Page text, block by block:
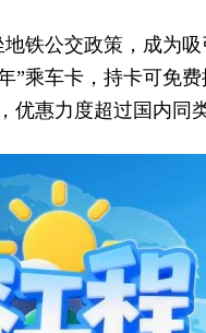
铁公交政策，成为
乘车卡，持卡可免
惠力度超过国内同